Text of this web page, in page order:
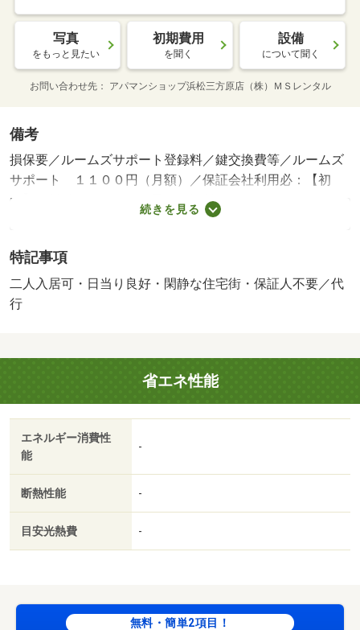
写真
をもっと見たい
初期費用
を聞く
設備
について聞く
お問い合わせ先 アパマンショップ浜松三方原店（株）ＭＳレンタル
備考
損保要／ルームズサポート登録料／鍵交換費等／ルームズ
サポート １１００円（月額）／保証会社利用必：【初
回】賃料総額の６０％（最低保証料：３０，０００円）・
【更新】１０，０００円／年・【月額】４４０円 ｏｒ
円）・【更新】なし・【月額】４４０円／二人入居可／子
供可／平置駐／［退去時費用 ※退去時実費精算※故意・過
失等別途実費］ 保証会社：ＪＰＭＣファイナンス／バス
ス／南向き／温水洗浄便座／脱衣所／洗面所独立／洗面化
粧台／駐輪場／押入／礼金不要／閑静な住宅地／敷金不要
／全居室洋室／保証人不要／二人入居相談／物置／キッチ
ンに窓／南面３室／平面駐車場／全居室６畳以上／プロパ
ンガス／洗面所に窓／洗面所にドア／南面バルコニー／敷
金・礼金不要／保証会社利用可／ＩＴ重説 対応物件／フ
（有）東海つり具丸塚店（その他）まで６２９ｍ／クリー
ニングのエブリ丸塚本店（その他）まで６６３ｍ／コスト
コホールセールジャパン（株）／浜松倉庫店（スーパー）
で６７８ｍ/賃貸戸数:16戸
続きを見る
特記事項
二人入居可・日当り良好・閑静な住宅街・保証人不要／代
行
省エネ性能
エネルギー消費性
能
-
断熱性能 -
目安光熱費 -
無料・簡単2項目！